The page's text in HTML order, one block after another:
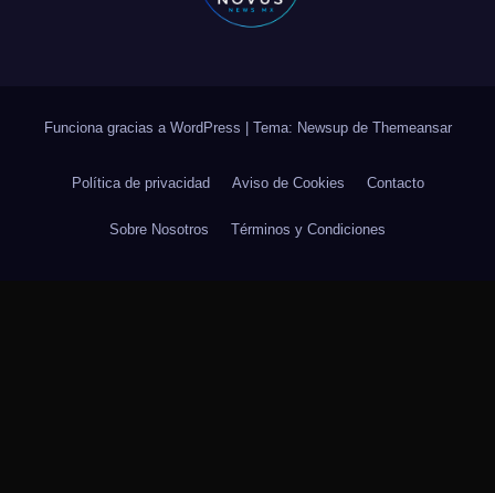
Funciona gracias a WordPress Tema: Newsup de Themeansar
Política de privacidad Aviso de Cookies Contacto
Sobre Nosotros Términos y Condiciones